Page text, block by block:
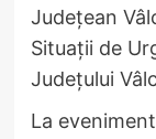
Județean
Situații de
Județului
La